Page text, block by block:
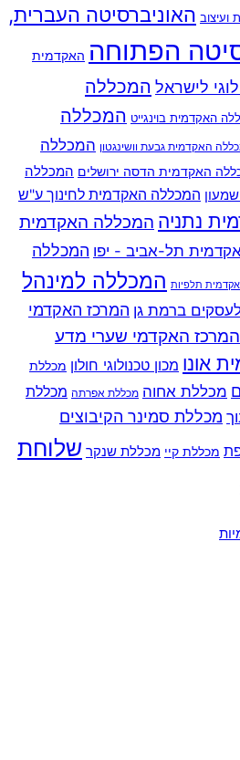
ועיצוב האוניברסיטה העברית,
הפתוחה האקדמית
לישראל המכללה
האקדמית בוינגייט המכללה
האקדמית גבעת וושינגטון המכללה
האקדמית הדסה ירושלים המכללה
המכללה האקדמית לחינוך ע"ש
נתניה המכללה האקדמית
תל-אביב - יפו המכללה
תלפיות המכללה למינהל
ברמת גן המרכז האקדמי
המרכז האקדמי שערי מדע
אונו מכון טכנולוגי חולון מכללת
מכללת אחוה מכללת אפרתה מכללת
מכללת סמינר הקיבוצים
מכללת קיי מכללת שנקר שלוחת